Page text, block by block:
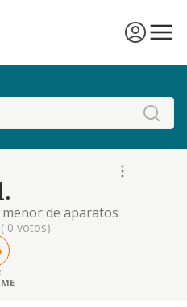
de aparatos
electrodomesticos; y
( 0 votos)